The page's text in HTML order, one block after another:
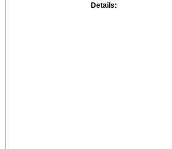
Details: